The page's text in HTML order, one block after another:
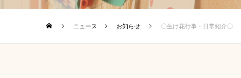
ニュース お知らせ 〇生け花行事・日常紹介〇